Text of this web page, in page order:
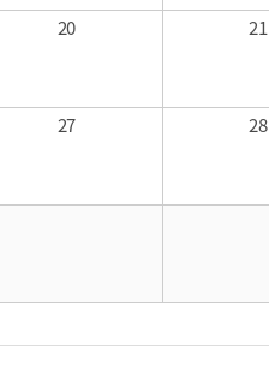
20 21
27 28